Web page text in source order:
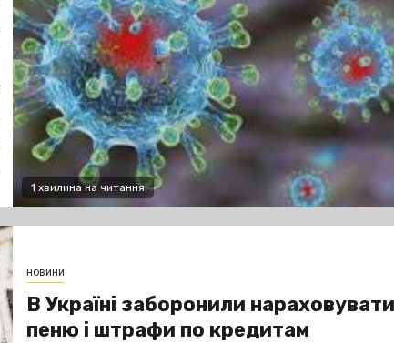
1 хвилина на читання
новини
В Україні заборонили нараховувати
пеню і штрафи по кредитам